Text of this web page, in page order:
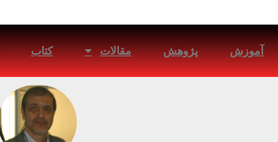
آموزش پژوهش مقالات کتاب